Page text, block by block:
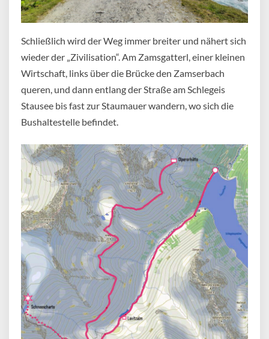
Schließlich wird der Weg immer breiter und nähert sich
wieder der „Zivilisation“. Am Zamsgatterl, einer kleinen
Wirtschaft, links über die Brücke den Zamserbach
queren, und dann entlang der Straße am Schlegeis
Stausee bis fast zur Staumauer wandern, wo sich die
Bushaltestelle befindet.